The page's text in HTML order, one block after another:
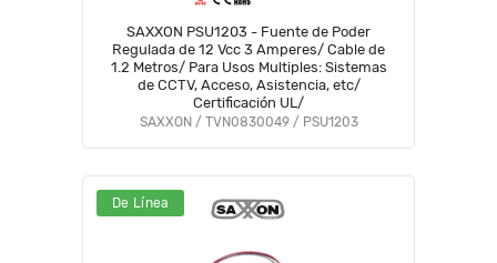
SAXXON PSU1203 - Fuente de Poder
Regulada de 12 Vcc 3 Amperes/ Cable de
1.2 Metros/ Para Usos Multiples: Sistemas
de CCTV, Acceso, Asistencia, etc/
Certificación UL/
SAXXON / TVN0830049 / PSU1203
De Línea